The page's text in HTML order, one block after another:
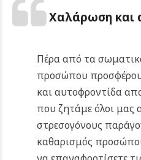
Χαλάρωση και
Πέρα από τα
προσώπου
και αυτοφροντίδα
που ζητάμε όλοι μας
στρεσογόνους
καθαρισμός